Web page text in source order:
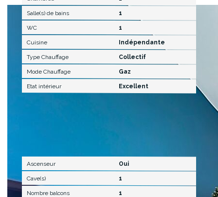
Salle(s) de bains 1
WC 1
Cuisine Indépendante
Type Chauffage Collectif
Mode Chauffage Gaz
Etat intérieur Excellent
Ascenseur Oui
Cave(s) 1
Nombre balcons 1